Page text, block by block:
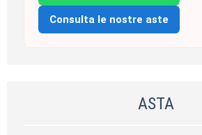
Consulta le nostre aste
ASTA